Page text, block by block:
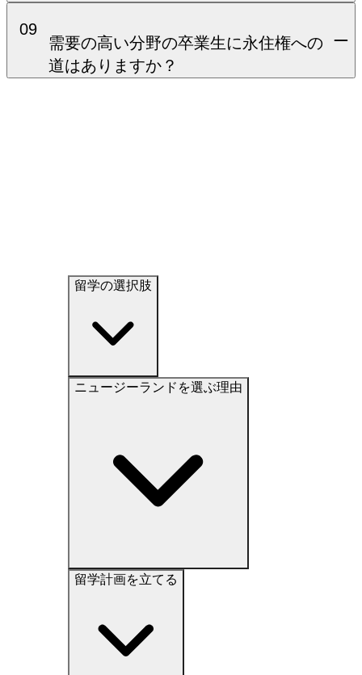
09
需要の高い分野の卒業生に永住権への
道はありますか？
留学の選択肢
ニュージーランドを選ぶ理由
留学計画を立てる